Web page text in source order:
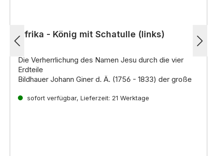
Afrika - König mit Schatulle (links)
Die Verherrlichung des Namen Jesu durch die vier
Erdteile
Bildhauer Johann Giner d. Ä. (1756 - 1833) der große
einer der älteste
sofort verfügbar, Lieferzeit: 21 Werktage